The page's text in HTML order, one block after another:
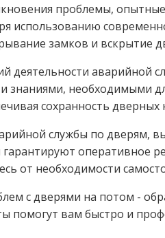
проблемы,
использованию
замков и вскрытие
деятельности аварийной
знаниями, необходимыми
сохранность дверных
службы по дверям,
оперативное
от необходимости
с дверями на потом -
помогут вам быстро и